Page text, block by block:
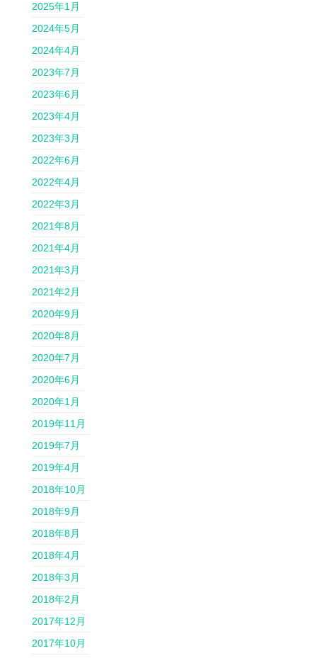
2025年1月
2024年5月
2024年4月
2023年7月
2023年6月
2023年4月
2023年3月
2022年6月
2022年4月
2022年3月
2021年8月
2021年4月
2021年3月
2021年2月
2020年9月
2020年8月
2020年7月
2020年6月
2020年1月
2019年11月
2019年7月
2019年4月
2018年10月
2018年9月
2018年8月
2018年4月
2018年3月
2018年2月
2017年12月
2017年10月